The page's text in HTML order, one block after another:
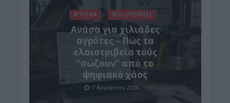
ΑΓΡΟΤΙΚΑ ΝΕΟΙ ΟΡΙΖΟΝΤΕΣ
Ανάσα για χιλιάδες
αγρότες – Πώς τα
ελαιοτριβεία τούς
“σώζουν” από το
ψηφιακό χάος
7 Αυγούστου 2026